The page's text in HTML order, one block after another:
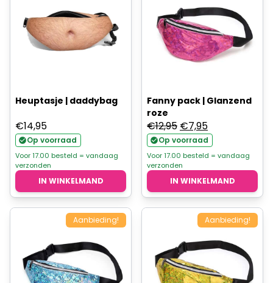
Heuptasje | daddybag
€14,95
Op voorraad
Voor 17.00 besteld = vandaag
verzonden
IN WINKELMAND
Fanny pack | Glanzend
roze
€12,95 Oorspronkelijke
prijs
was:
€12,95.
€7,95Huidige
prijs
is:
€7,95.
Op voorraad
Voor 17.00 besteld = vandaag
verzonden
IN WINKELMAND
Aanbieding! Aanbieding!